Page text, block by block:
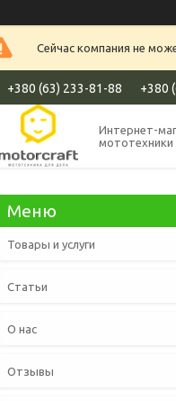
Сейчас компания не
+380 (63) 233-81-88 +380
Интернет-
Товары и услуги
Статьи
О нас
Отзывы